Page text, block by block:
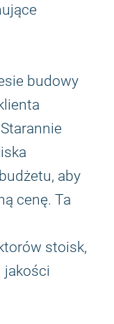
budowy
aby
cenę. Ta
stoisk,
jakości